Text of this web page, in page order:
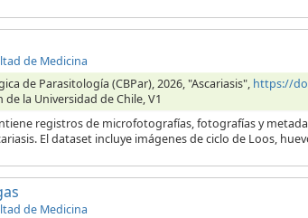
de Medicina
de Parasitología (CBPar), 2026, "Ascariasis", https://
la Universidad de Chile, V1
registros de microfotografías, fotografías y
El dataset incluye imágenes de ciclo de Loos,
de Medicina